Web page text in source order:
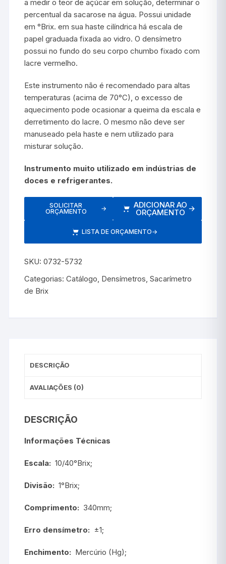
a medir o teor de açúcar em solução, determinar o
percentual da sacarose na água. Possui unidade
em °Brix. em sua haste cilíndrica há escala de
papel graduada fixada ao vidro. O densímetro
possui no fundo do seu corpo chumbo fixado com
lacre vermelho.
Este instrumento não é recomendado para altas
temperaturas (acima de 70°C), o excesso de
aquecimento pode ocasionar a queima da escala e
derretimento do lacre. O mesmo não deve ser
manuseado pela haste e nem utilizado para
misturar solução.
Instrumento muito utilizado em indústrias de
doces e refrigerantes.
SOLICITAR
ORÇAMENTO
→ ADICIONAR AO
ORÇAMENTO →
LISTA DE ORÇAMENTO→
SKU:0732-5732
Categorias:Catálogo, Densímetros,Sacarímetro
de Brix
DESCRIÇÃO
AVALIAÇÕES (0)
DESCRIÇÃO
Informações Técnicas
Escala: 10/40°Brix;
Divisão: 1°Brix;
Comprimento: 340mm;
Erro densímetro: ±1;
Enchimento: Mercúrio (Hg);